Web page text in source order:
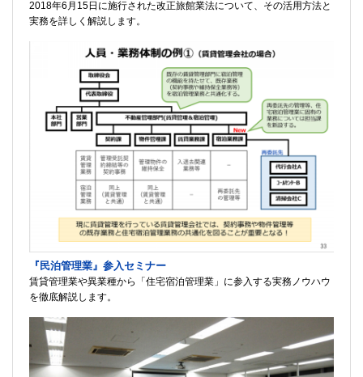
2018年6月15日に施行された改正旅館業法について、その活用方法と
実務を詳しく解説します。
『民泊管理業』参入セミナー
賃貸管理業や異業種から「住宅宿泊管理業」に参入する実務ノウハウ
を徹底解説します。